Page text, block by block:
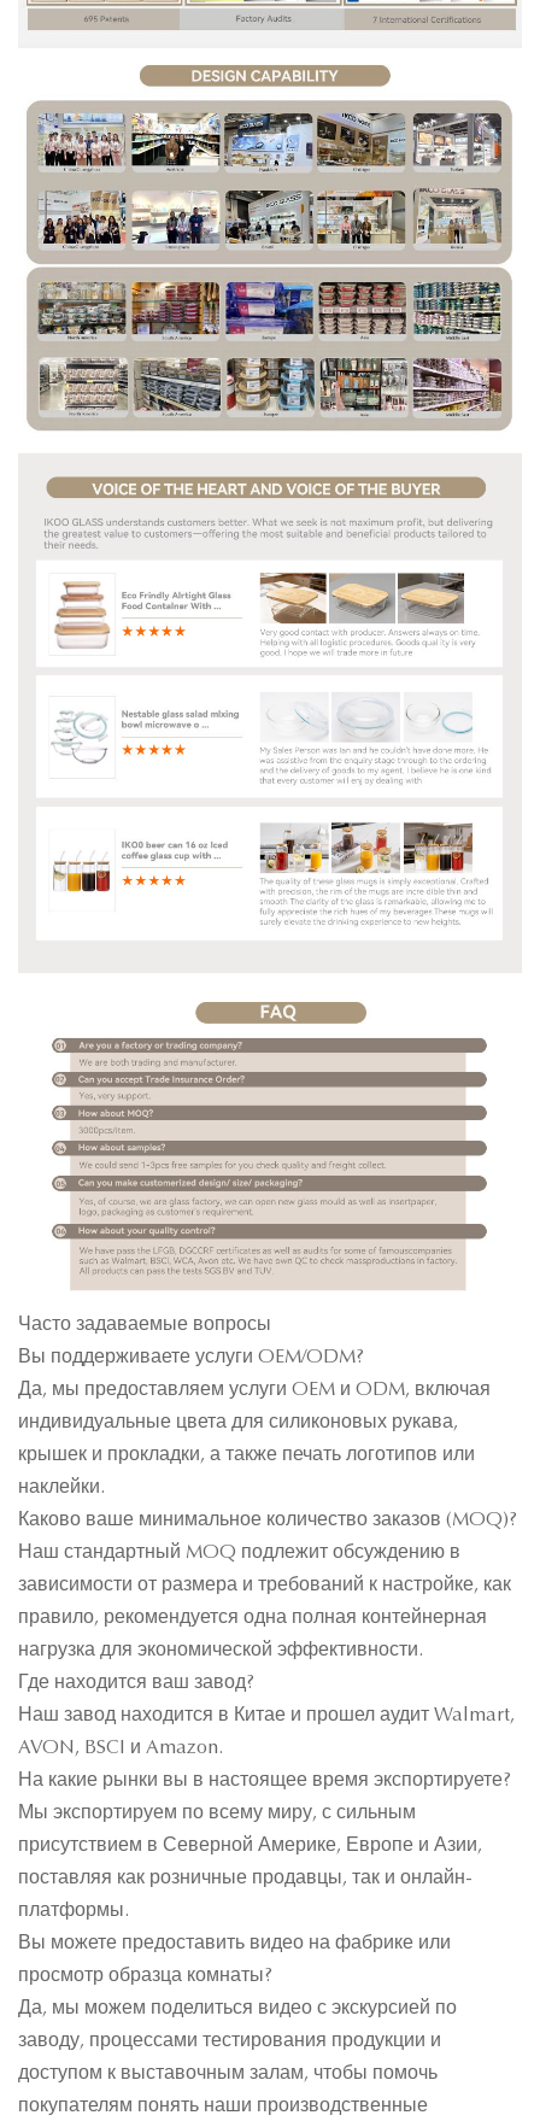
Часто задаваемые вопросы
Вы поддерживаете услуги OEM/ODM?
Да, мы предоставляем услуги OEM и ODM, включая
индивидуальные цвета для силиконовых рукава,
крышек и прокладки, а также печать логотипов или
наклейки.
Каково ваше минимальное количество заказов (MOQ)?
Наш стандартный MOQ подлежит обсуждению в
зависимости от размера и требований к настройке, как
правило, рекомендуется одна полная контейнерная
нагрузка для экономической эффективности.
Где находится ваш завод?
Наш завод находится в Китае и прошел аудит Walmart,
AVON, BSCI и Amazon.
На какие рынки вы в настоящее время экспортируете?
Мы экспортируем по всему миру, с сильным
присутствием в Северной Америке, Европе и Азии,
поставляя как розничные продавцы, так и онлайн-
платформы.
Вы можете предоставить видео на фабрике или
просмотр образца комнаты?
Да, мы можем поделиться видео с экскурсией по
заводу, процессами тестирования продукции и
доступом к выставочным залам, чтобы помочь
покупателям понять наши производственные